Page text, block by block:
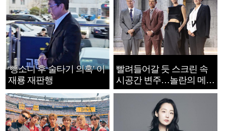
‘뺑소니 후 술타기 의혹’ 이
재룡 재판행
빨려들어갈 듯 스크린 속
시공간 변주…놀란의 메시
지는 ‘전쟁 속죄’